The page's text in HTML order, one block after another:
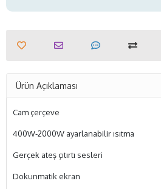
Ürün Açıklaması
Cam çerçeve
400W-2000W ayarlanabilir ısıtma
Gerçek ateş çıtırtı sesleri
Dokunmatik ekran